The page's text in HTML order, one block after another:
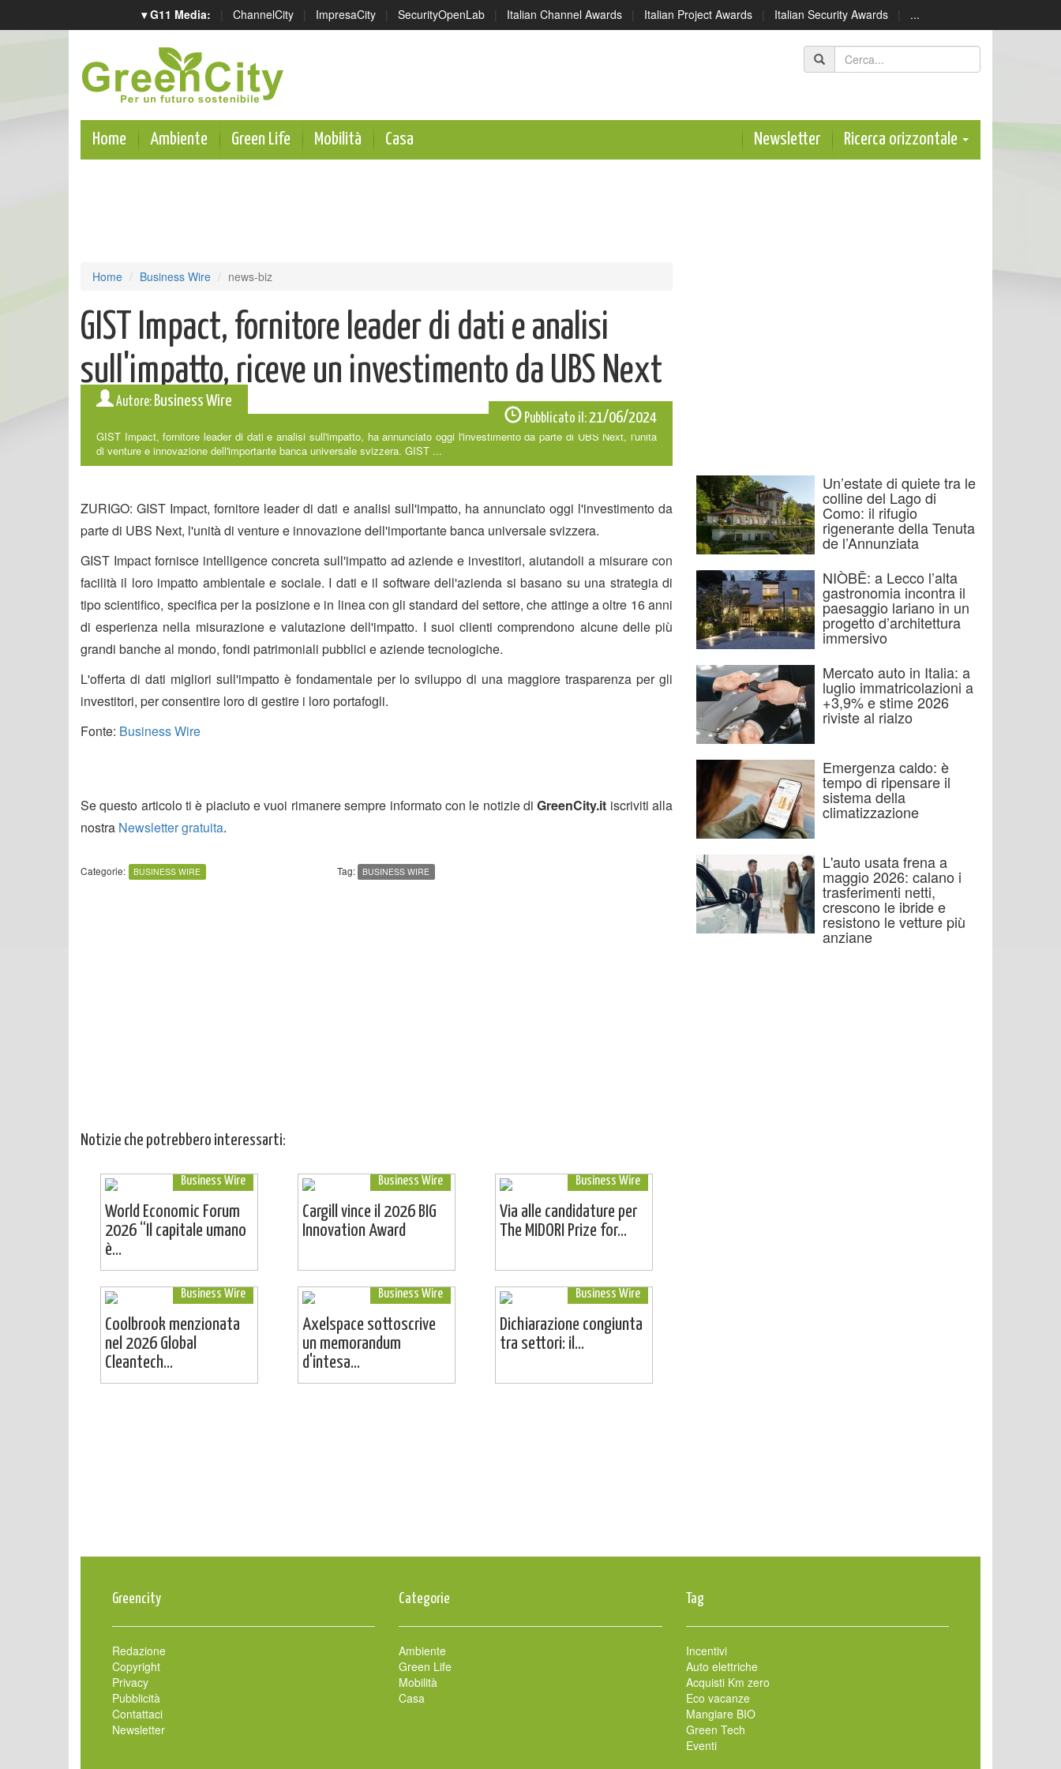
▾ G11 Media: | ChannelCity | ImpresaCity | SecurityOpenLab | Italian Channel Awards | Italian Project Awards | Italian Security Awards | ...
Home Ambiente Green Life Mobilità Casa Newsletter Ricerca orizzontale
Home Business Wire news-biz
GIST Impact, fornitore leader di dati e analisi
sull'impatto, riceve un investimento da UBS Next
Pubblicato il:21/06/2024
Autore: Business Wire
GIST Impact, fornitore leader di dati e analisi sull'impatto, ha annunciato oggi l'investimento da parte di UBS Next, l'unità
di venture e innovazione dell'importante banca universale svizzera. GIST ...
ZURIGO: GIST Impact, fornitore leader di dati e analisi sull'impatto, ha annunciato oggi l'investimento da
parte di UBS Next, l'unità di venture e innovazione dell'importante banca universale svizzera.
GIST Impact fornisce intelligence concreta sull'impatto ad aziende e investitori, aiutandoli a misurare con
facilità il loro impatto ambientale e sociale. I dati e il software dell'azienda si basano su una strategia di
tipo scientifico, specifica per la posizione e in linea con gli standard del settore, che attinge a oltre 16 anni
di esperienza nella misurazione e valutazione dell'impatto. I suoi clienti comprendono alcune delle più
grandi banche al mondo, fondi patrimoniali pubblici e aziende tecnologiche.
L'offerta di dati migliori sull'impatto è fondamentale per lo sviluppo di una maggiore trasparenza per gli
investitori, per consentire loro di gestire i loro portafogli.
Fonte: Business Wire
Se questo articolo ti è piaciuto e vuoi rimanere sempre informato con le notizie diGreenCity.it iscriviti alla
nostra Newsletter gratuita.
Categorie: BUSINESS WIRE Tag: BUSINESS WIRE
Notizie che potrebbero interessarti:
Business Wire
World Economic Forum
2026 “Il capitale umano
è...
Business Wire
Cargill vince il 2026 BIG
Innovation Award
Business Wire
Via alle candidature per
The MIDORI Prize for...
Business Wire
Coolbrook menzionata
nel 2026 Global
Cleantech...
Business Wire
Axelspace sottoscrive
un memorandum
d'intesa...
Business Wire
Dichiarazione congiunta
tra settori: il...
Un’estate di quiete tra le
colline del Lago di
Como: il rifugio
rigenerante della Tenuta
de l’Annunziata
NIÒBĒ: a Lecco l’alta
gastronomia incontra il
paesaggio lariano in un
progetto d’architettura
immersivo
Mercato auto in Italia: a
luglio immatricolazioni a
+3,9% e stime 2026
riviste al rialzo
Emergenza caldo: è
tempo di ripensare il
sistema della
climatizzazione
L'auto usata frena a
maggio 2026: calano i
trasferimenti netti,
crescono le ibride e
resistono le vetture più
anziane
Greencity
Redazione
Copyright
Privacy
Pubblicità
Contattaci
Newsletter
Categorie
Ambiente
Green Life
Mobilità
Casa
Tag
Incentivi
Auto elettriche
Acquisti Km zero
Eco vacanze
Mangiare BIO
Green Tech
Eventi